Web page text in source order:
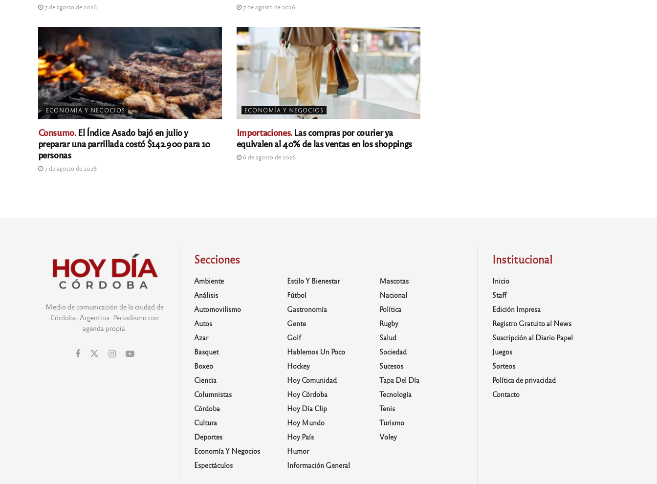
7 de agosto de 2026 7 de agosto de 2026
ECONOMÍA Y NEGOCIOS
Consumo.El Índice Asado bajó en julio y
preparar una parrillada costó $142.900 para 10
personas
7 de agosto de 2026
ECONOMÍA Y NEGOCIOS
Importaciones.Las compras por courier ya
equivalen al 40% de las ventas en los shoppings
6 de agosto de 2026
Medio de comunicación de la ciudad de
Córdoba, Argentina. Periodismo con
agenda propia.
Secciones
Ambiente
Análisis
Automovilismo
Autos
Azar
Basquet
Boxeo
Ciencia
Columnistas
Córdoba
Cultura
Deportes
Economía Y Negocios
Espectáculos
Estilo Y Bienestar
Fútbol
Gastronomía
Gente
Golf
Hablemos Un Poco
Hockey
Hoy Comunidad
Hoy Córdoba
Hoy Día Clip
Hoy Mundo
Hoy País
Humor
Información General
Mascotas
Nacional
Política
Rugby
Salud
Sociedad
Sucesos
Tapa Del Día
Tecnología
Tenis
Turismo
Voley
Institucional
Inicio
Staff
Edición Impresa
Registro Gratuito al News
Suscripción al Diario Papel
Juegos
Sorteos
Política de privacidad
Contacto